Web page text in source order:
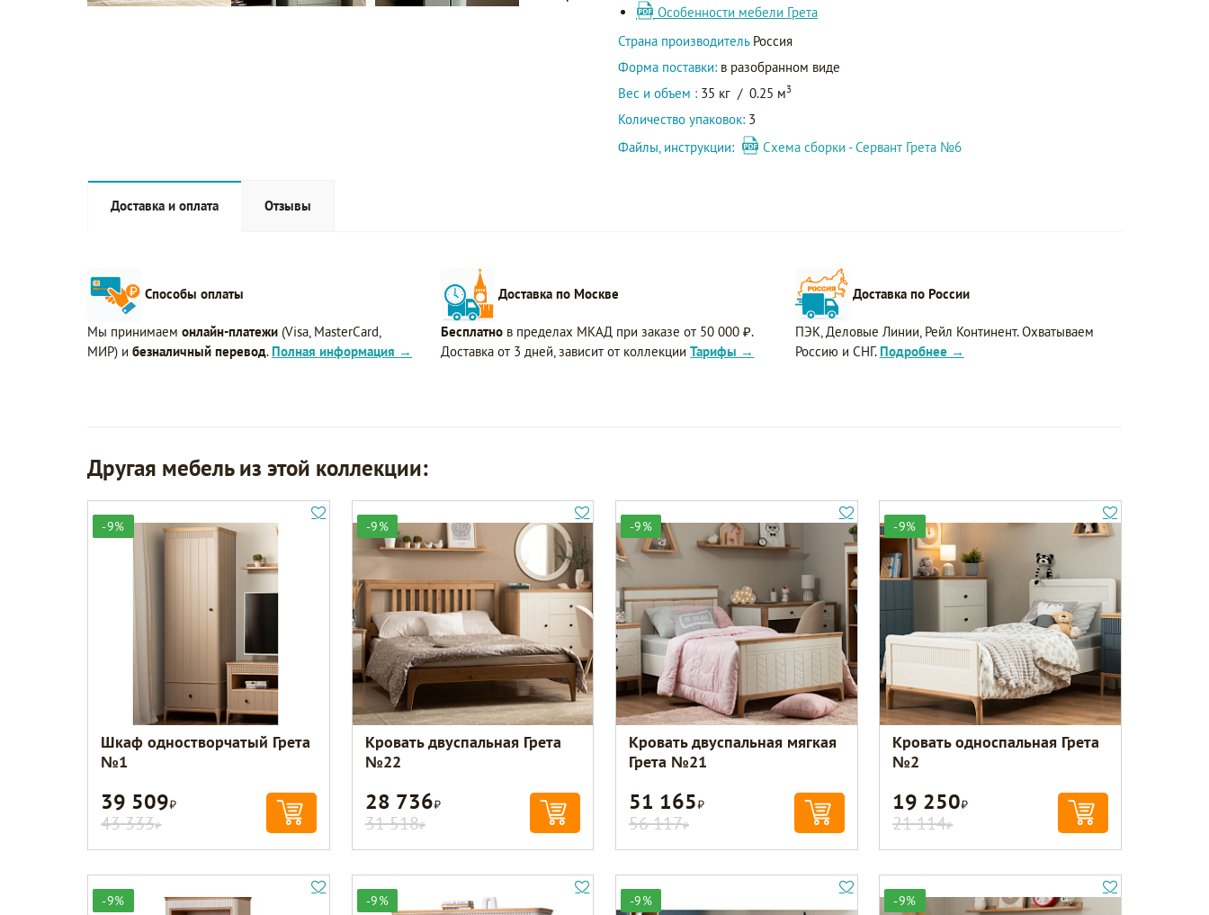
Особенности мебели Грета
Страна производитель Россия
Форма поставки: в разобранном виде
Вес и объем : 35 кг / 0.25 м3
Количество упаковок: 3
Файлы, инструкции:
Схема сборки - Сервант Грета №6
Доставка и оплата Отзывы
Способы оплаты
Мы принимаем онлайн-платежи (Visa, MasterCard,
МИР) и безналичный перевод. Полная информация →
Доставка по Москве
Бесплатно в пределах МКАД при заказе от 50 000 ₽.
Доставка от 3 дней, зависит от коллекцииТарифы →
Доставка по России
ПЭК, Деловые Линии, Рейл Континент. Охватываем
Россию и СНГ. Подробнее →
Другая мебель из этой коллекции:
-9%
Шкаф одностворчатый Грета
№1
39 509Р
43 333Р
-9%
Кровать двуспальная Грета
№22
28 736Р
31 518Р
-9%
Кровать двуспальная мягкая
Грета №21
51 165Р
56 117Р
-9%
Кровать односпальная Грета
№2
19 250Р
21 114Р
-9% -9% -9% -9%